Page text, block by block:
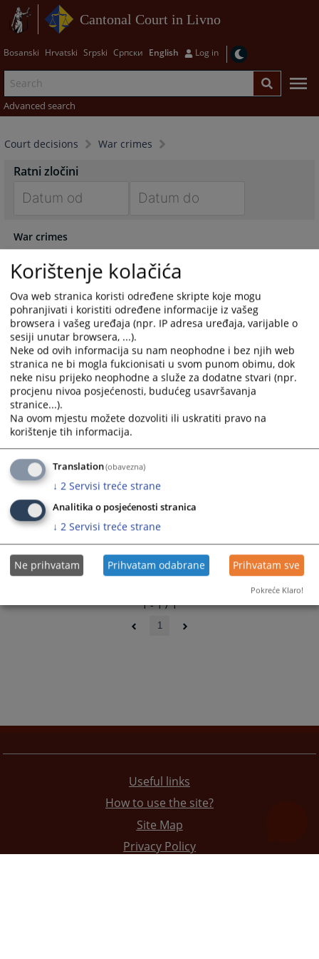
Cantonal Court in Livno
Bosanski Hrvatski Srpski Српски English Log in
Advanced search
Court decisions War crimes
Ratni zločini
forward
to
interact
the
calendar
and
select
a
date.
Press
the
question
key
get
the
keyboard
shortcuts
for
changing
to
interact
the
calendar
and
select
a
date.
Press
question
to
get
the
keyboard
shortcuts
for
changing
War crimes
1 - 1 / 1
1
Useful links
How to use the site?
Site Map
Privacy Policy
Korištenje kolačića
Ova web stranica koristi određene skripte koje mogu
pohranjivati i koristiti određene informacije iz vašeg
browsera i vašeg uređaja (npr. IP adresa uređaja, varijable o
sesiji unutar browsera, ...).
Neke od ovih informacija su nam neophodne i bez njih web
stranica ne bi mogla fukcionisati u svom punom obimu, dok
neke nisu prijeko neophodne a služe za dodatne stvari (npr.
procjenu nivoa posjećenosti, budućeg usavršavanja
stranice...).
Na ovom mjestu možete dozvoliti ili uskratiti pravo na
korištenje tih informacija.
Translation(obavezna)
↓ 2 Servisi treće strane
Analitika o posjećenosti stranica
↓ 2 Servisi treće strane
Ne prihvatam Prihvatam odabrane Prihvatam sve
Pokreće Klaro!